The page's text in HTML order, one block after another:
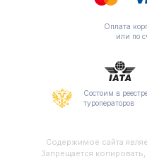
Оплата
или по
Состоим в
туроператоров
Содержимое сайта
Запрещается